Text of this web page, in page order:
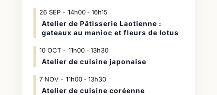
26 SEP 14h00- 16h15
Atelier de Pâtisserie Laotienne :
gateaux au manioc et fleurs de lotus
10 OCT 11h00- 13h30
Atelier de cuisine japonaise
7 NOV 11h00- 13h30
Atelier de cuisine coréenne